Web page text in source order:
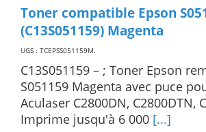
Toner compatible Epson
(C13S051159) Magenta
UGS : TCEPSS051159M.
C13S051159 – ; Toner Epson
S051159 Magenta avec puce
Aculaser C2800DN, C2800DTN,
Imprime jusqu'à 6 000 [...]